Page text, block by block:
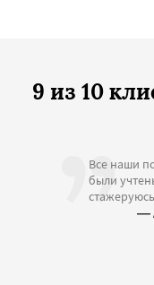
9 из 10
Все наши
были
—